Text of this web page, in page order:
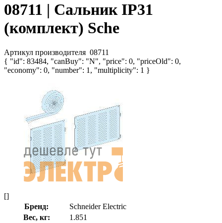
08711 | Сальник IP31
(комплект) Sche
Артикул производителя 08711
{ "id": 83484, "canBuy": "N", "price": 0, "priceOld": 0,
"economy": 0, "number": 1, "multiplicity": 1 }
[]
Бренд:
Schneider Electric
Вес, кг:
1.851